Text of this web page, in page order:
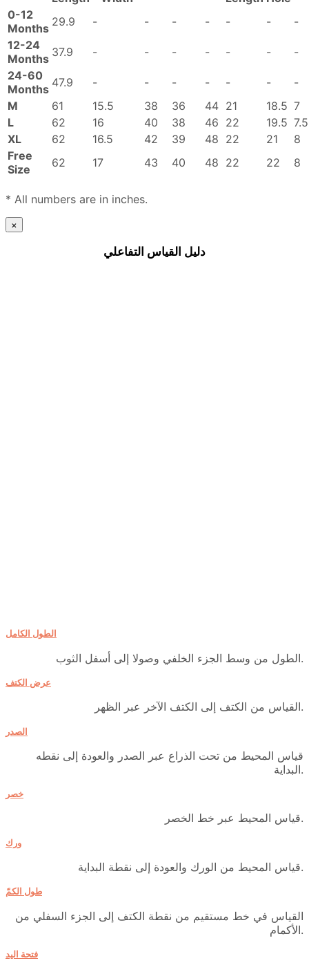
0-12
Months 29.9 - - - - - -
-
12-24
Months 37.9 - - - - - -
-
24-60
Months 47.9 - - - - - -
-
M
61 15.5 38 36 44 21 18.5 7
L
62 16 40 38 46 22 19.5 7.5
XL
62 16.5 42 39 48 22 21
8
Free
Size
62 17 43 40 48 22 22 8
* All numbers are in inches.
×
دليل القياس التفاعلي
الطول الكامل
الطول من وسط الجزء الخلفي وصولا إلى أسفل الثوب.
عرض الكتف
القياس من الكتف إلى الكتف الآخر عبر الظهر.
الصدر
قياس المحيط من تحت الذراع عبر الصدر والعودة إلى نقطه
البداية.
خصر
قياس المحيط عبر خط الخصر.
ورك
قياس المحيط من الورك والعودة إلى نقطة البداية.
طول الكمّ
القياس في خط مستقيم من نقطة الكتف إلى الجزء السفلي من
الأكمام.
فتحة اليد